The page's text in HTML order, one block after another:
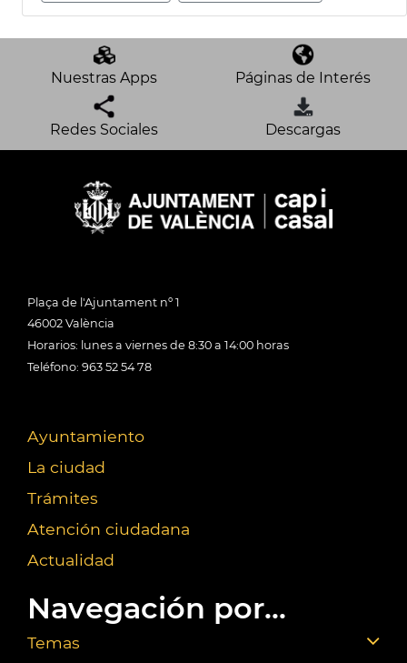
Nuestras Apps Páginas de Interés
Redes Sociales Descargas
Plaça de l'Ajuntament nº 1
46002 València
Horarios: lunes a viernes de 8:30 a 14:00 horas
Teléfono: 963 52 54 78
Ayuntamiento
La ciudad
Trámites
Atención ciudadana
Actualidad
Navegación por...
Temas